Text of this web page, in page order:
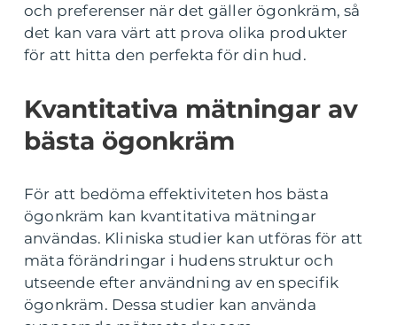
och preferenser när det gäller ögonkräm, så
det kan vara värt att prova olika produkter
för att hitta den perfekta för din hud.
Kvantitativa mätningar av
bästa ögonkräm
För att bedöma effektiviteten hos bästa
ögonkräm kan kvantitativa mätningar
användas. Kliniska studier kan utföras för att
mäta förändringar i hudens struktur och
utseende efter användning av en specifik
ögonkräm. Dessa studier kan använda